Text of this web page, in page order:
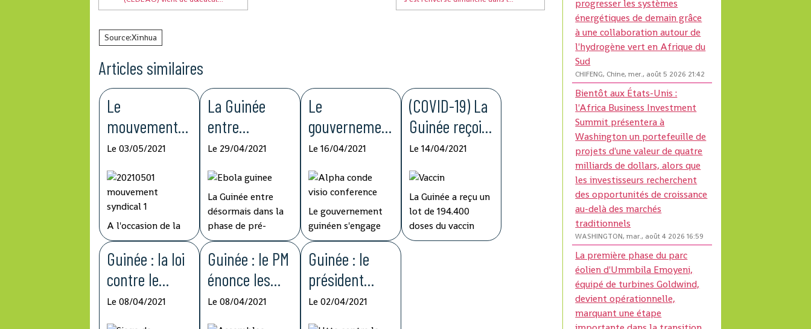
Source:Xinhua
Articles similaires
Le
mouvement
syndical
demande une
augmentation
des salaire et
de pension de
retraite
Le 03/05/2021
A l'occasion de la
célébration de la
fête internationale
du Travail, le
mouvement
syndical guinéen a
La Guinée
entre
désormais
dans la phase
de pré-
élimination de
la fièvre Ebola
Le 29/04/2021
La Guinée entre
désormais dans la
phase de pré-
élimination de la
fièvre Ebola, avec
une période de
surveillance active
de 42 jours
Le
gouvernemen
t guinéen
déclare
s'engager
dans la lutte
contre la
corruption
Le 16/04/2021
Le gouvernement
guinéen s'engage
dans la lutte contre
la corruption dans
la sphère étatique
et dans les
institutions
(COVID-19) La
Guinée reçoit
194.400 doses
du vaccin
d'AstraZeneca
dans le cadre
de l'initiative
Le 14/04/2021
La Guinée a reçu un
lot de 194.400
doses du vaccin
d'AstraZeneca dans
Guinée : la loi
contre le
blanchiment
de capitaux et
Le 08/04/2021
Guinée : le PM
énonce les
grands axes
de
Le 08/04/2021
Guinée : le
président
réitère ses
directives de
Le 02/04/2021
progresser les systèmes
énergétiques de demain grâce
à une collaboration autour de
l'hydrogène vert en Afrique du
Sud
CHIFENG, Chine, mer., août 5 2026 21:42
Bientôt aux États-Unis :
l'Africa Business Investment
Summit présentera à
Washington un portefeuille de
projets d'une valeur de quatre
milliards de dollars, alors que
les investisseurs recherchent
des opportunités de croissance
au-delà des marchés
traditionnels
WASHINGTON, mar., août 4 2026 16:59
La première phase du parc
éolien d'Ummbila Emoyeni,
équipé de turbines Goldwind,
devient opérationnelle,
marquant une étape